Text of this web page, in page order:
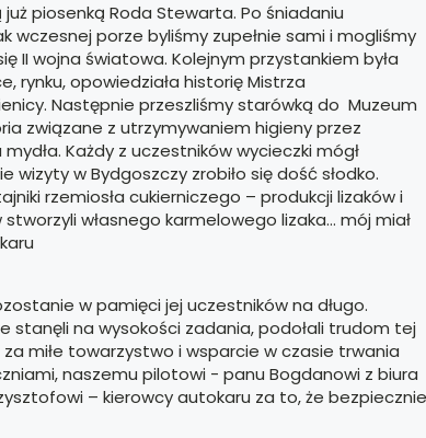
piosenką Roda Stewarta. Po śniadaniu
porze byliśmy zupełnie sami i mogliśmy
II wojna światowa. Kolejnym przystankiem była
rynku, opowiedziała historię Mistrza
Następnie przeszliśmy starówką do Muzeum
związane z utrzymywaniem higieny przez
Każdy z uczestników wycieczki mógł
wizyty w Bydgoszczy zrobiło się dość słodko.
rzemiosła cukierniczego – produkcji lizaków i
własnego karmelowego lizaka… mój miał
w pamięci jej uczestników na długo.
stanęli na wysokości zadania, podołali trudom tej
miłe towarzystwo i wsparcie w czasie trwania
naszemu pilotowi - panu Bogdanowi z biura
– kierowcy autokaru za to, że